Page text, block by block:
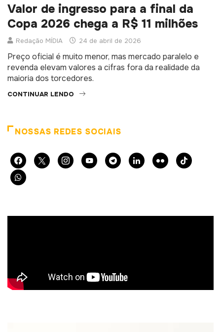
Valor de ingresso para a final da
Copa 2026 chega a R$ 11 milhões
Redação MÍDIA 24 de abril de 2026
Preço oficial é muito menor, mas mercado paralelo e
revenda elevam valores a cifras fora da realidade da
maioria dos torcedores.
CONTINUAR LENDO
NOSSAS REDES SOCIAIS